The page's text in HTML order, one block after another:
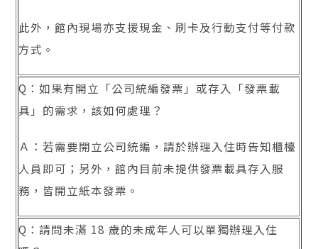
此外，館內現場亦支援現金、刷卡及行動支付等付款
方式。
Q：如果有開立「公司統編發票」或存入「發票載
具」的需求，該如何處理？
Ａ：若需要開立公司統編，請於辦理入住時告知櫃檯
人員即可；另外，館內目前未提供發票載具存入服
務，皆開立紙本發票。
Q：請問未滿 18 歲的未成年人可以單獨辦理入住